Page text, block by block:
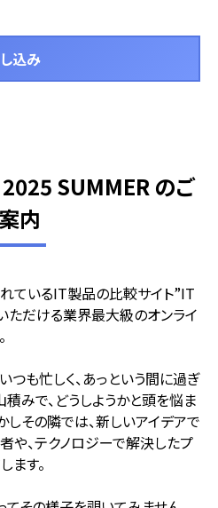
込み
SUMMER のご
内
ているIT製品の比較サイト”IT
ただける業界最大級のオンライ
つも忙しく、あっという間に過ぎ
みで、どうしようかと頭を悩ま
しその隣では、新しいアイデアで
や、テクノロジーで解決したプ
ます。